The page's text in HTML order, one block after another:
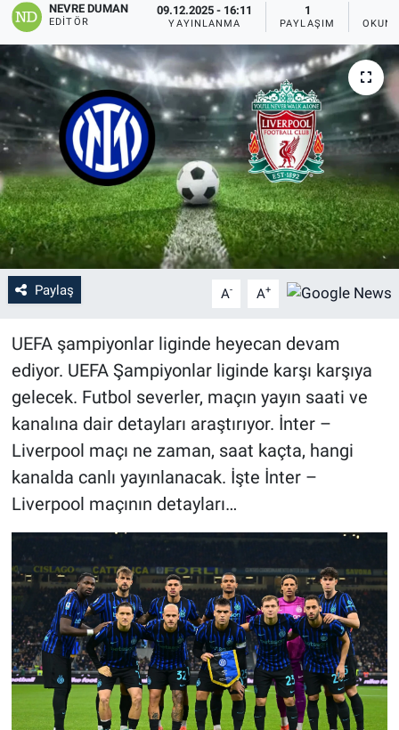
NEVRE DUMAN
EDITÖR
09.12.2025 - 16:11
YAYINLANMA
1
PAYLAŞIM
Paylaş A- A+
UEFA şampiyonlar liginde heyecan devam
ediyor. UEFA Şampiyonlar liginde karşı karşıya
gelecek. Futbol severler, maçın yayın saati ve
kanalına dair detayları araştırıyor. İnter –
Liverpool maçı ne zaman, saat kaçta, hangi
kanalda canlı yayınlanacak. İşte İnter –
Liverpool maçının detayları…